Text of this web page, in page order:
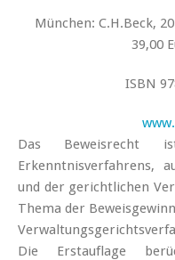
München: C.H.Beck,
39,00
ISBN
Das Beweisrecht
Erkenntnisverfahrens,
und der gerichtlichen
Thema der
Die Erstauflage